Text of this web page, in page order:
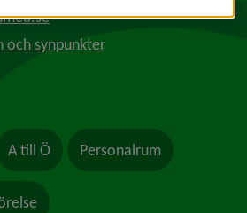
och synpunkter
A till Ö Personalrum